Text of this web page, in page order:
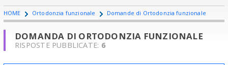
HOME Ortodonzia funzionale Domande di Ortodonzia funzionale
DOMANDA DI ORTODONZIA FUNZIONALE
RISPOSTE PUBBLICATE: 6